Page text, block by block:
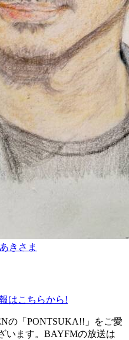
きさま
はこちらから!
の「PONTSUKA!!」をご愛
います。BAYFMの放送は